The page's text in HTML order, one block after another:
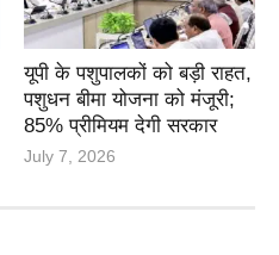
यूपी के पशुपालकों को बड़ी राहत,
पशुधन बीमा योजना को मंजूरी;
85% प्रीमियम देगी सरकार
July 7, 2026